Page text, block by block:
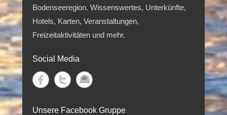
Bodenseeregion. Wissenswertes, Unterkünfte,
Hotels, Karten, Veranstaltungen,
Freizeitaktivitäten und mehr.
Social Media
Unsere Facebook Gruppe